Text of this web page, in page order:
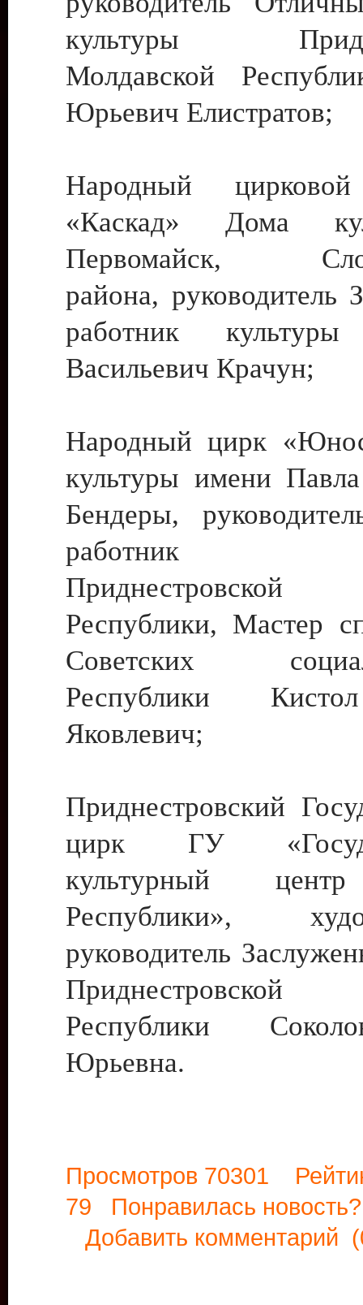
культуры
Молдавской
Юрьевич Елистратов;
Народный цирковой
«Каскад» Дома
Первомайск,
района, руководитель
работник культуры
Васильевич Крачун;
Народный цирк
культуры имени
Бендеры,
работник
Приднестровской
Республики, Мастер
Советских
Республики
Яковлевич;
Приднестровский
цирк ГУ
культурный
Республики»,
руководитель
Приднестровской
Республики
Юрьевна.
Просмотров 70301
79 Понравилась
Добавить комментарий